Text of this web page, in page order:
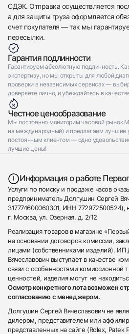
СДЭК. Отправка осуществляется
а для защиты груза оформляется
счет покупателя — так мы
пересылки.
Гарантия подлинности
Гарантируем абсолютную подлинность.
экспертизу, но мы открыты для любой
проверки в независимых сервисах —
доверяете лично, и убеждайтесь в
Честное ценообразование
Мы постоянно мониторим часовой рынок
на международный) и предлагаем лучшие
постоянным клиентом — одно
лучшие цены!
Информация о работе
Услуги по поиску и продаже часов
предприниматель Долгушин Сергей
317774600060301, ИНН 772972500524),
г. Москва, ул. Озерная, д. 2/12
Реализация товаров в магазине
на основании договоров комиссии,
лицами (собственниками изделий). ИП
Вячеславович выступает в качестве
связи с особенностями комиссионной
ценностей, изделия могут не
Осмотр конкретного лота возможен
согласованию с менеджером.
Долгушин Сергей Вячеславович не
дилером, представителем или
представленных на сайте (Rolex, Patek